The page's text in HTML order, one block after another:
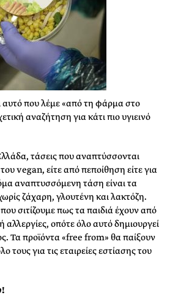
αυτό που λέμε «από τη φάρμα στο
αναζήτηση για κάτι πιο υγιεινό
τάσεις που αναπτύσσονται
vegan, είτε από πεποίθηση είτε για
αναπτυσσόμενη τάση είναι τα
ζάχαρη, γλουτένη και λακτόζη.
σιτίζουμε πως τα παιδιά έχουν από
αλλεργίες, οπότε όλο αυτό δημιουργεί
Τα προϊόντα «free from» θα παίξουν
τους για τις εταιρείες εστίασης του